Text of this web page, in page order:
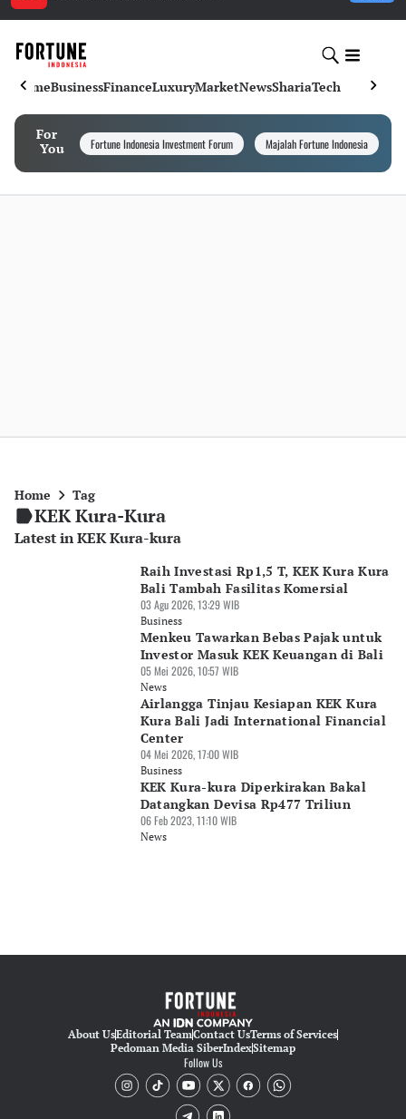
HomeBusinessFinanceLuxuryMarketNewsShariaTech
For
You
Fortune Indonesia Investment Forum Majalah Fortune Indonesia
Home Tag
KEK Kura-Kura
Latest in KEK Kura-kura
Raih Investasi Rp1,5 T, KEK Kura Kura
Bali Tambah Fasilitas Komersial
03 Agu 2026, 13:29 WIB
Business
Menkeu Tawarkan Bebas Pajak untuk
Investor Masuk KEK Keuangan di Bali
05 Mei 2026, 10:57 WIB
News
Airlangga Tinjau Kesiapan KEK Kura
Kura Bali Jadi International Financial
Center
04 Mei 2026, 17:00 WIB
Business
KEK Kura-kura Diperkirakan Bakal
Datangkan Devisa Rp477 Triliun
06 Feb 2023, 11:10 WIB
News
About UsEditorial TeamContact UsTerms of Services
Pedoman Media SiberIndexSitemap
Follow Us